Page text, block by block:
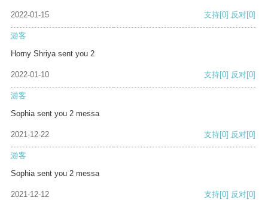
2022-01-15 支持[0] 反对[0]
游客
Horny Shriya sent you 2
2022-01-10 支持[0] 反对[0]
游客
Sophia sent you 2 messa
2021-12-22 支持[0] 反对[0]
游客
Sophia sent you 2 messa
2021-12-12 支持[0] 反对[0]